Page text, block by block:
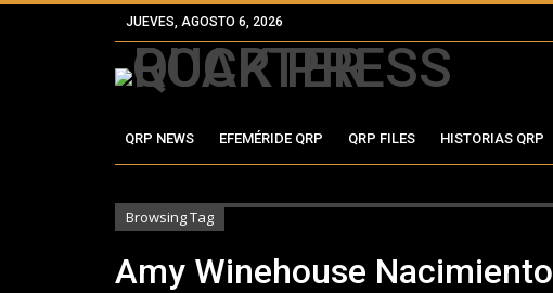
JUEVES, AGOSTO 6, 2026
QRP NEWS EFEMÉRIDE QRP QRP FILES HISTORIAS QRP
Browsing Tag
Amy Winehouse Nacimiento